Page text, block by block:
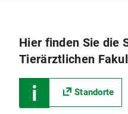
Hier finden Sie die
Tierärztlichen
Standorte